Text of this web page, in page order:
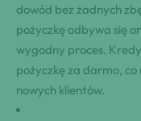
dowód bez żadnych⁣‍
⁤pożyczkę‍ odbywa‌ się
wygodny proces.
⁢pożyczkę ⁢za darmo,
nowych klientów.